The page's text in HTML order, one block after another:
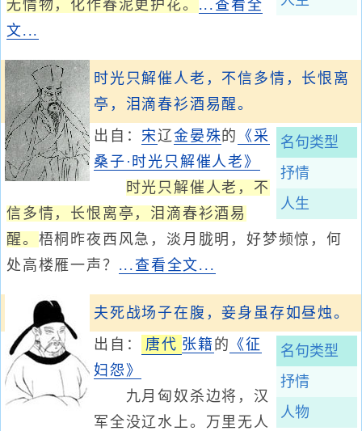
无情物，化作春泥更护花。 ...查看全
文...
时光只解催人老，不信多情，长恨离
亭，泪滴春衫酒易醒。
名句类型
抒情
人生
出自：宋辽金晏殊的 《采
桑子·时光只解催人老》
时光只解催人老，不
信多情，长恨离亭，泪滴春衫酒易
醒。 梧桐昨夜西风急，淡月胧明，好梦频惊，何
处高楼雁一声？ ...查看全文...
夫死战场子在腹，妾身虽存如昼烛。
名句类型
抒情
人物
出自： 唐代 张籍 的 《征
妇怨》
九月匈奴杀边将，汉
军全没辽水上。万里无人